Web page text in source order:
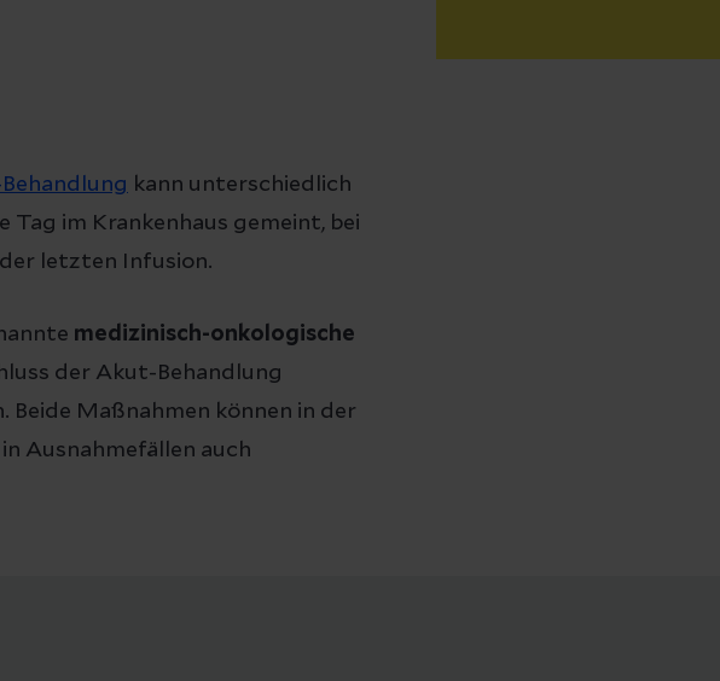
kann unterschiedlich
Tag im Krankenhaus gemeint, bei
letzten Infusion.
medizinisch-onkologische
der Akut-Behandlung
Beide Maßnahmen können in der
Ausnahmefällen auch